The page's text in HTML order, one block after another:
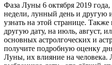
Фаза Луны 6 октября 2019
недели, лунный день и
узнать на этой странице.
другую дату, на июль, август,
основных астролгоческих и
получите подробную оценку
Луны, их влияние на человека.